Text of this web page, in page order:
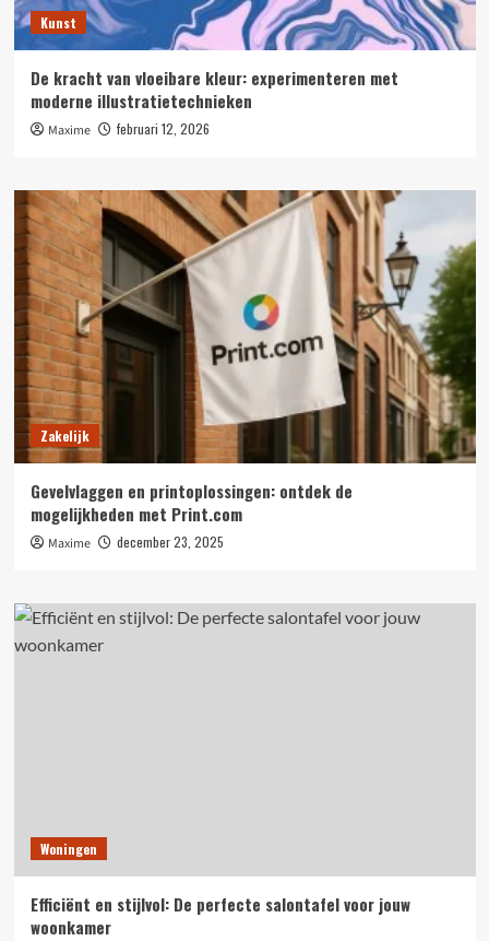
Kunst
De kracht van vloeibare kleur: experimenteren met
moderne illustratietechnieken
Maxime februari 12, 2026
Zakelijk
Gevelvlaggen en printoplossingen: ontdek de
mogelijkheden met Print.com
Maxime december 23, 2025
Woningen
Efficiënt en stijlvol: De perfecte salontafel voor jouw
woonkamer